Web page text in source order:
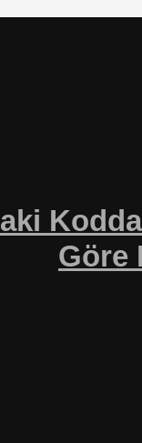
"><img src="https://
Göre